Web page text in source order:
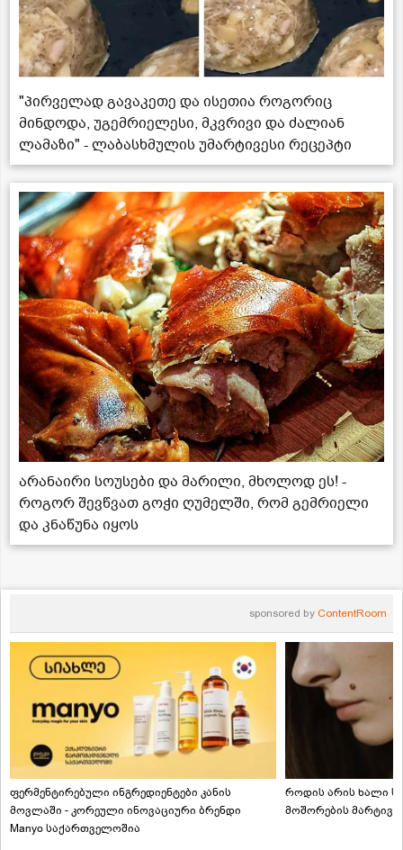
"პირველად გავაკეთე და ისეთია როგორიც
მინდოდა, უგემრიელესი, მკვრივი და ძალიან
ლამაზი" - ლაბასხმულის უმარტივესი რეცეპტი
არანაირი სოუსები და მარილი, მხოლოდ ეს! -
როგორ შევწვათ გოჭი ღუმელში, რომ გემრიელი
და კნაწუნა იყოს
sponsored by ContentRoom
ფერმენტირებული ინგრედიენტები კანის
მოვლაში - კორეული ინოვაციური ბრენდი
Manyo საქართველოშია
როდის არის ხალი
მოშორების